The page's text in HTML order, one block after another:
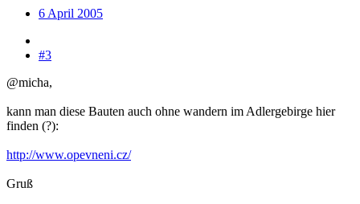
6 April 2005
#3
@micha,
kann man diese Bauten auch ohne wandern im Adlergebirge hier
finden (?):
http://www.opevneni.cz/
Gruß